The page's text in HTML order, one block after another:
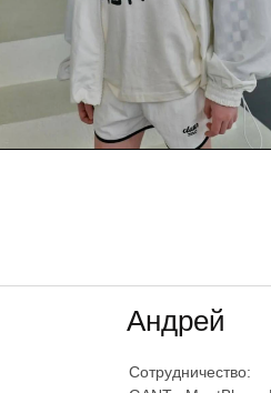
Сотрудничество:
Андрей